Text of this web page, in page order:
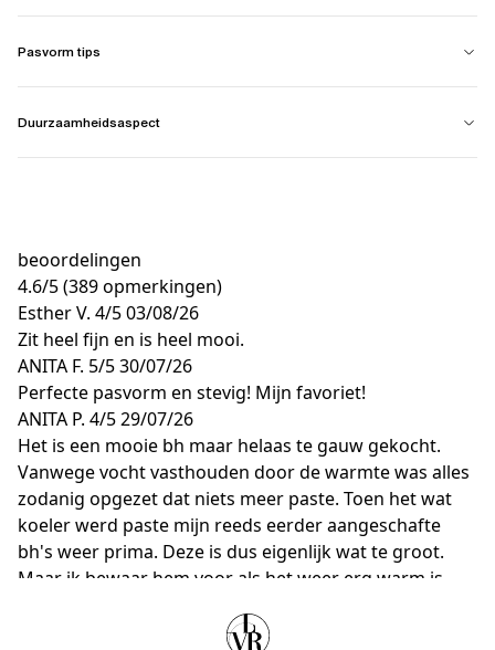
Pasvorm tips
Duurzaamheidsaspect
beoordelingen
4.6/5(389 opmerkingen)
Esther V. 4/503/08/26
Zit heel fijn en is heel mooi.
ANITA F. 5/530/07/26
Perfecte pasvorm en stevig! Mijn favoriet!
ANITA P. 4/529/07/26
Het is een mooie bh maar helaas te gauw gekocht.
Vanwege vocht vasthouden door de warmte was alles
zodanig opgezet dat niets meer paste. Toen het wat
koeler werd paste mijn reeds eerder aangeschafte
bh's weer prima. Deze is dus eigenlijk wat te groot.
Maar ik bewaar hem voor als het weer erg warm is